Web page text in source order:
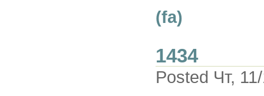
(fa)
1434
Posted Чт,